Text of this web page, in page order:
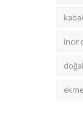
incir